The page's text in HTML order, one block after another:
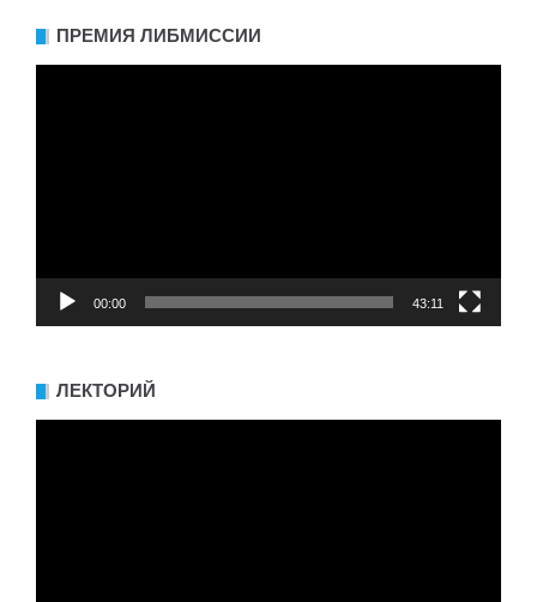
ПРЕМИЯ ЛИБМИССИИ
00:00 43:11
ЛЕКТОРИЙ